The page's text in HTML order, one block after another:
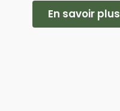
En savoir plus